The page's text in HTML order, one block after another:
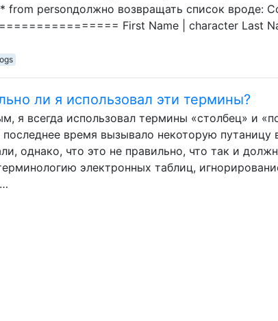
* from personдолжно возвращать список вроде:
First Name | character Last
ли я использовал эти термины?
я всегда использовал термины «столбец» и
время вызывало некоторую путаницу
однако, что это не правильно, что так и
электронных таблиц,